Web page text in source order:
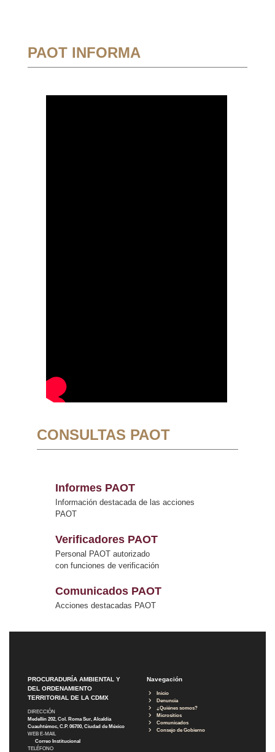
PAOT INFORMA
CONSULTAS PAOT
Informes PAOT
Información destacada de las acciones
PAOT
Verificadores PAOT
Personal PAOT autorizado
con funciones de verificación
Comunicados PAOT
Acciones destacadas PAOT
PROCURADURÍA AMBIENTAL Y
DEL ORDENAMIENTO
TERRITORIAL DE LA CDMX
DIRECCIÓN
Medellín 202, Col. Roma Sur, Alcaldía
Cuauhtémoc, C.P. 06700, Ciudad de México
WEB E-MAIL
Correo Institucional
TELÉFONO
Navegación
Inicio
Denuncia
¿Quiénes somos?
Micrositios
Comunicados
Consejo de Gobierno